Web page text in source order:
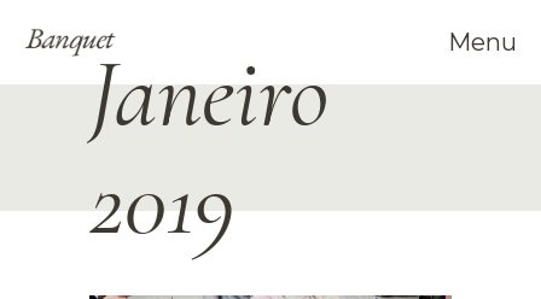
Menu
Janeiro
2019